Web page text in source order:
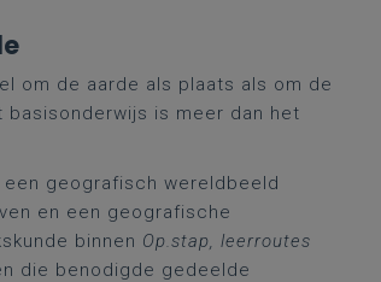
om de aarde als plaats als om de
basisonderwijs is meer dan het
geografisch wereldbeeld
en een geografische
binnen Op.stap, leerroutes
die benodigde gedeelde